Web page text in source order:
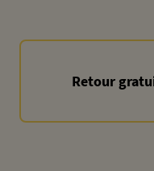
Retour